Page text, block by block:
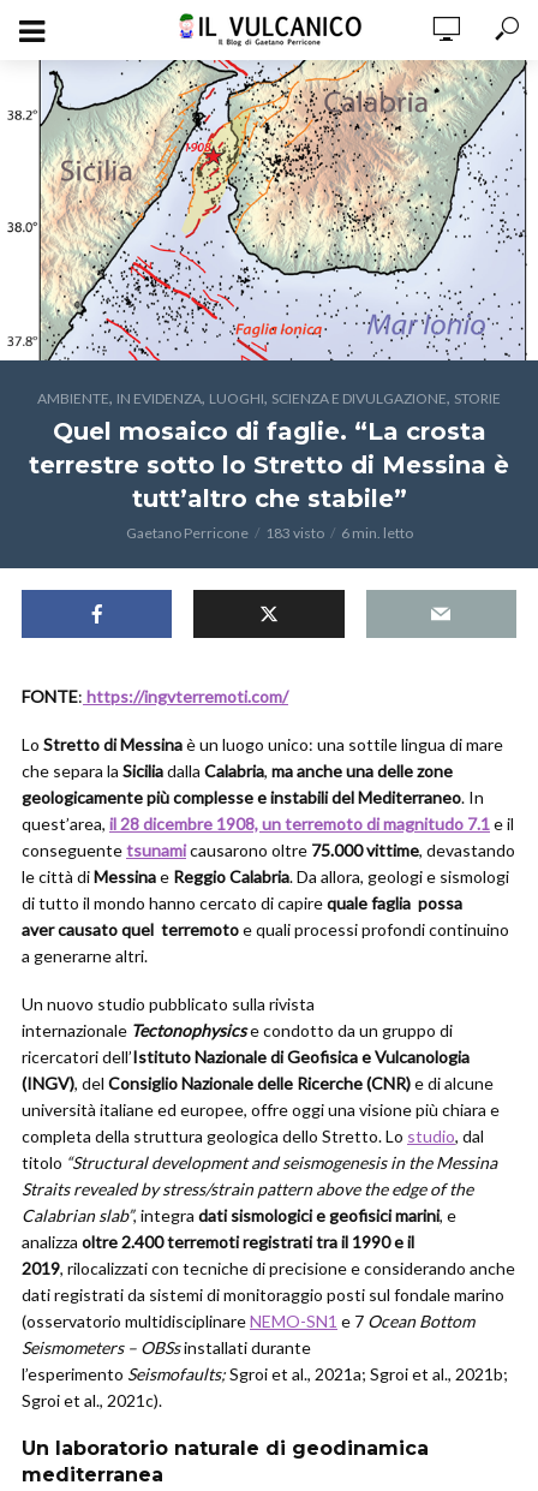
AMBIENTE, IN EVIDENZA, LUOGHI, SCIENZA E DIVULGAZIONE, STORIE
Quel mosaico di faglie. “La crosta
terrestre sotto lo Stretto di Messina è
tutt’altro che stabile”
Gaetano Perricone 183 visto 6 min. letto
FONTE: https://ingvterremoti.com/
Lo Stretto di Messinaè un luogo unico: una sottile lingua di mare
che separa la Siciliadalla Calabria, ma anche una delle zone
geologicamente più complesse e instabili del Mediterraneo. In
quest’area, il 28 dicembre 1908, un terremoto di magnitudo 7.1e il
conseguentetsunamicausarono oltre 75.000 vittime, devastando
le città diMessinae Reggio Calabria. Da allora, geologi e sismologi
di tutto il mondo hanno cercato di capirequale faglia possa
avercausato quel terremotoe quali processi profondi continuino
a generarne altri.
Un nuovo studio pubblicato sulla rivista
internazionale Tectonophysicse condotto da un gruppo di
ricercatori dell’Istituto Nazionale di Geofisica e Vulcanologia
(INGV), del Consiglio Nazionale delle Ricerche (CNR)e di alcune
università italiane ed europee, offre oggi una visione più chiara e
completa della struttura geologica dello Stretto. Lo studio, dal
titolo “Structural development and seismogenesis in the Messina
Straits revealed by stress/strain pattern above the edge of the
Calabrian slab”, integra dati sismologici e geofisici marini, e
analizza oltre 2.400 terremoti registrati tra il 1990 e il
2019, rilocalizzati con tecniche di precisione e considerando anche
dati registrati da sistemi di monitoraggio posti sul fondale marino
(osservatorio multidisciplinareNEMO-SN1 e 7 Ocean Bottom
Seismometers – OBSsinstallati durante
l’esperimento Seismofaults;Sgroi et al., 2021a; Sgroi et al., 2021b;
Sgroi et al., 2021c).
Un laboratorio naturale di geodinamica
mediterranea